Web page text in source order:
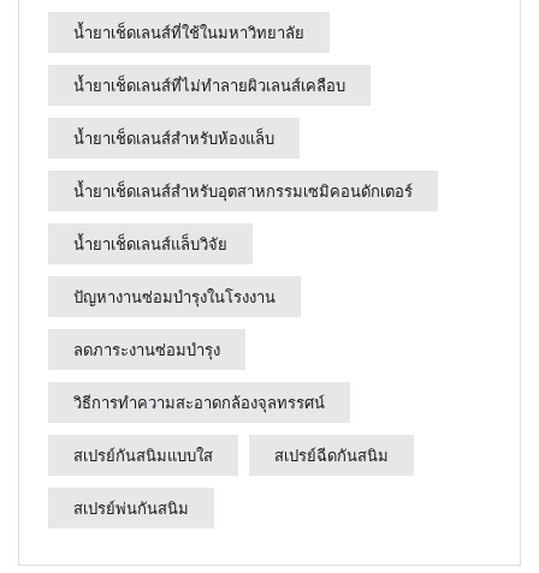
น้ำยาเช็ดเลนส์ที่ใช้ในมหาวิทยาลัย
น้ำยาเช็ดเลนส์ที่ไม่ทำลายผิวเลนส์เคลือบ
น้ำยาเช็ดเลนส์สำหรับห้องแล็บ
น้ำยาเช็ดเลนส์สำหรับอุตสาหกรรมเซมิคอนดักเตอร์
น้ำยาเช็ดเลนส์แล็บวิจัย
ปัญหางานซ่อมบำรุงในโรงงาน
ลดภาระงานซ่อมบำรุง
วิธีการทำความสะอาดกล้องจุลทรรศน์
สเปรย์กันสนิมแบบใส สเปรย์ฉีดกันสนิม
สเปรย์พ่นกันสนิม